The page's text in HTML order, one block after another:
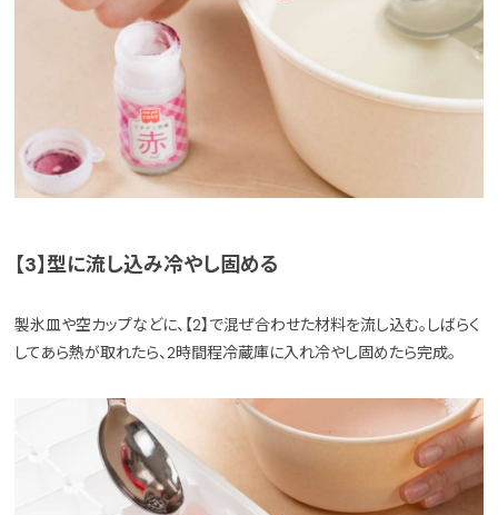
【3】型に流し込み冷やし固める
製氷皿や空カップなどに、【2】で混ぜ合わせた材料を流し込む。しばらく
してあら熱が取れたら、2時間程冷蔵庫に入れ冷やし固めたら完成。